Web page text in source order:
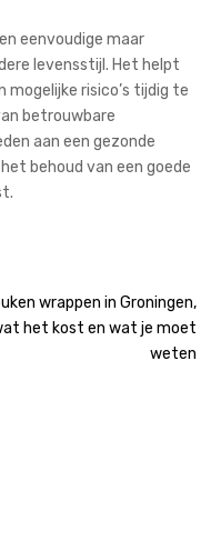
eenvoudige maar
levensstijl. Het helpt
mogelijke risico’s tijdig te
betrouwbare
aan een gezonde
behoud van een goede
wrappen in Groningen,
het kost en wat je moet
weten